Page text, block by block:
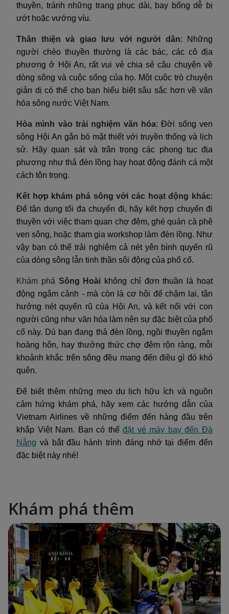
thuyền, tránh những trang phục dài, bay bổng dễ bị
ướt hoặc vướng víu.
Thân thiện và giao lưu với người dân: Những
người chèo thuyền thường là các bác, các cô địa
phương ở Hội An, rất vui vẻ chia sẻ câu chuyện về
dòng sông và cuộc sống của họ. Một cuộc trò chuyện
giản dị có thể cho bạn hiểu biết sâu sắc hơn về văn
hóa sông nước Việt Nam.
Hòa mình vào trải nghiệm văn hóa: Đời sống ven
sông Hội An gắn bó mật thiết với truyền thống và lịch
sử. Hãy quan sát và trân trọng các phong tục địa
phương như thả đèn lồng hay hoạt động đánh cá một
cách tôn trọng.
Kết hợp khám phá sông với các hoạt động khác:
Để tận dụng tối đa chuyến đi, hãy kết hợp chuyến đi
thuyền với việc tham quan chợ đêm, ghé quán cà phê
ven sông, hoặc tham gia workshop làm đèn lồng. Như
vậy bạn có thể trải nghiệm cả nét yên bình quyến rũ
của dòng sông lẫn tinh thần sôi động của phố cổ.
Khám phá Sông Hoài không chỉ đơn thuần là hoạt
động ngắm cảnh - mà còn là cơ hội để chậm lại, tận
hưởng nét quyến rũ của Hội An, và kết nối với con
người cũng như văn hóa làm nên sự đặc biệt của phố
cổ này. Dù bạn đang thả đèn lồng, ngồi thuyền ngắm
hoàng hôn, hay thưởng thức chợ đêm rộn ràng, mỗi
khoảnh khắc trên sông đều mang đến điều gì đó khó
quên.
Để biết thêm những mẹo du lịch hữu ích và nguồn
cảm hứng khám phá, hãy xem các hướng dẫn của
Vietnam Airlines về những điểm đến hàng đầu trên
khắp Việt Nam. Bạn có thểđặt vé máy bay đến Đà
Nẵng và bắt đầu hành trình đáng nhớ tại điểm đến
đặc biệt này nhé!
Khám phá thêm